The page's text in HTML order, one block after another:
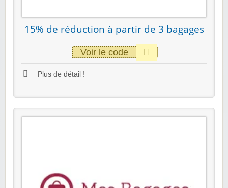
15% de réduction à partir de 3 bagages
Voir le code
Plus de détail !